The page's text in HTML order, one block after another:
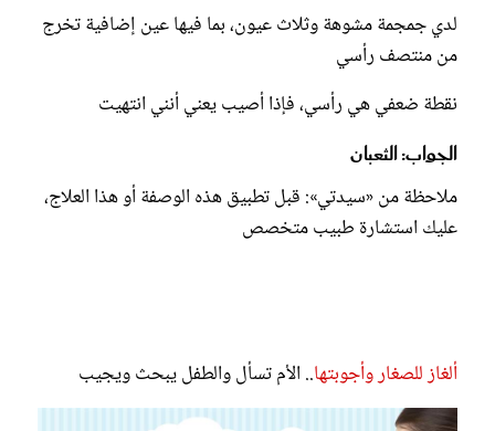
لدي جمجمة مشوهة وثلاث عيون، بما فيها عين إضافية تخرج
من منتصف رأسي
نقطة ضعفي هي رأسي، فإذا أصيب يعني أنني انتهيت
الجواب: الثعبان
ملاحظة من «سيدتي»: قبل تطبيق هذه الوصفة أو هذا العلاج،
عليك استشارة طبيب متخصص
ألغاز للصغار وأجوبتها.. الأم تسأل والطفل يبحث ويجيب